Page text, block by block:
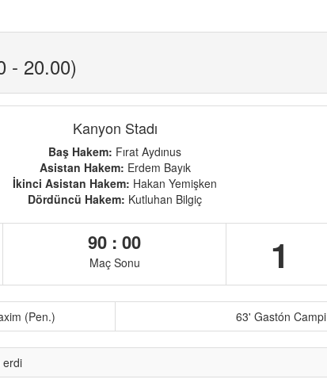
- 20.00)
Kanyon Stadı
Baş Hakem: Fırat Aydınus
Asistan Hakem: Erdem Bayık
İkinci Asistan Hakem: Hakan Yemişken
Dördüncü Hakem: Kutluhan Bilgiç
90 : 00
Maç Sonu 1
(Pen.) 63' Gastón Campi
erdi